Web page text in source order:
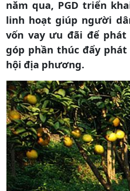
năm qua, PGD triển
linh hoạt giúp người
vốn vay ưu đãi để
góp phần thúc đẩy
hội địa phương.